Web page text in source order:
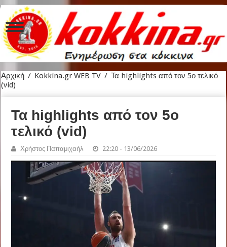
Αρχική / Kokkina.gr WEB TV / Τα highlights από τον 5ο τελικό
(vid)
Τα highlights από τον 5ο
τελικό (vid)
Χρήστος Παπαμιχαήλ 22:20 - 13/06/2026